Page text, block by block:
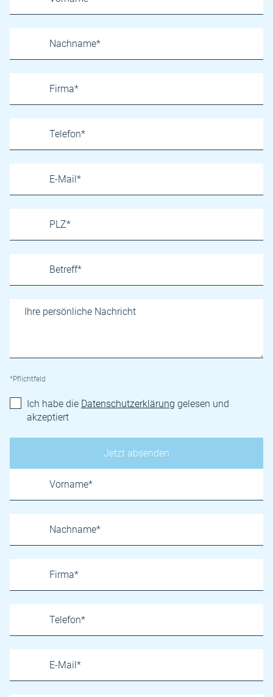
*Pflichtfeld
Ich habe die Datenschutzerklärung gelesen und
akzeptiert